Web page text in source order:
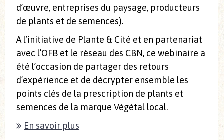
d’œuvre, entreprises du paysage, producteurs
de plants et de semences).
A l’initiative de Plante & Cité et en partenariat
avec l’OFB et le réseau des CBN, ce webinaire a
été l’occasion de partager des retours
d’expérience et de décrypter ensemble les
points clés de la prescription de plants et
semences de la marque Végétal local.
En savoir plus